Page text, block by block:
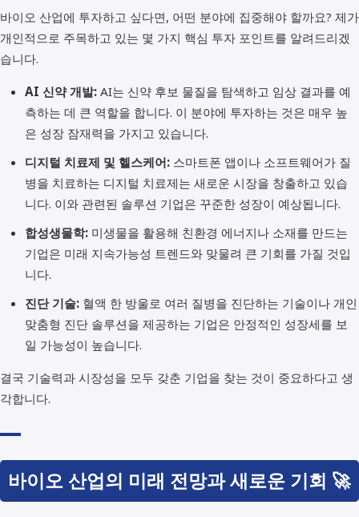
바이오 산업에 투자하고 싶다면, 어떤 분야에 집중해야 할까요? 제가
개인적으로 주목하고 있는 몇 가지 핵심 투자 포인트를 알려드리겠
습니다.
AI 신약 개발:AI는 신약 후보 물질을 탐색하고 임상 결과를 예
측하는 데 큰 역할을 합니다. 이 분야에 투자하는 것은 매우 높
은 성장 잠재력을 가지고 있습니다.
디지털 치료제 및 헬스케어:스마트폰 앱이나 소프트웨어가 질
병을 치료하는 디지털 치료제는 새로운 시장을 창출하고 있습
니다. 이와 관련된 솔루션 기업은 꾸준한 성장이 예상됩니다.
합성생물학:미생물을 활용해 친환경 에너지나 소재를 만드는
기업은 미래 지속가능성 트렌드와 맞물려 큰 기회를 가질 것입
니다.
진단 기술:혈액 한 방울로 여러 질병을 진단하는 기술이나 개인
맞춤형 진단 솔루션을 제공하는 기업은 안정적인 성장세를 보
일 가능성이 높습니다.
결국 기술력과 시장성을 모두 갖춘 기업을 찾는 것이 중요하다고 생
각합니다.
바이오 산업의 미래 전망과 새로운 기회 🚀